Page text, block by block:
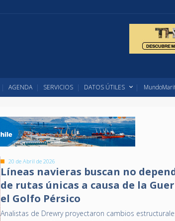
AGENDA SERVICIOS DATOS ÚTILES
20 de Abril de 2026
Líneas navieras buscan no
de rutas únicas a causa de la
el Golfo Pérsico
Analistas de Drewry proyectaron cambios